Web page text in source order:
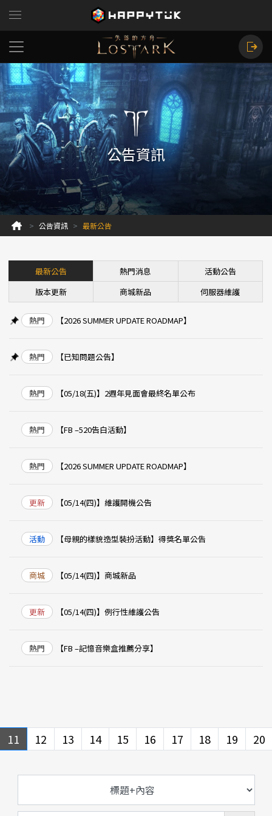
公告資訊
公告資訊 最新公告
最新公告 熱門消息
活動公告
版本更新
商城新品 伺服器維護
熱門 【2026 SUMMER UPDATE ROADMAP】
熱門 【已知問題公告】
熱門 【05/18(五)】2週年見面會最終名單公布
熱門 【FB –520告白活動】
熱門 【2026 SUMMER UPDATE ROADMAP】
更新 【05/14(四)】維護開機公告
活動 【母親的樣貌造型裝扮活動】得獎名單公告
商城 【05/14(四)】商城新品
更新 【05/14(四)】例行性維護公告
熱門 【FB –記憶音樂盒推薦分享】
11 12 13 14 15 16 17 18 19 20